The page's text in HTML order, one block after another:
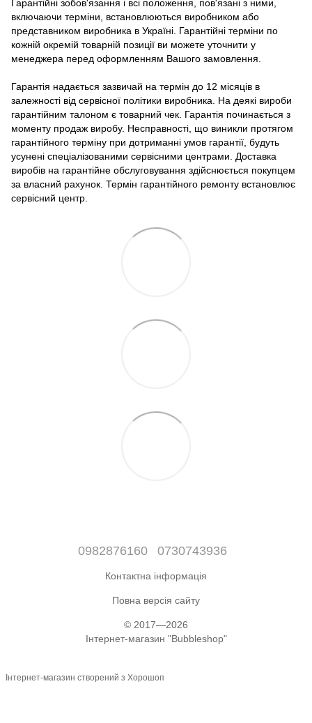
Гарантійні зобов'язання і всі положення, пов'язані з ними,
включаючи терміни, встановлюються виробником або
представником виробника в Україні. Гарантійні терміни по
кожній окремій товарній позиції ви можете уточнити у
менеджера перед оформленням Вашого замовлення.
Гарантія надається зазвичай на термін до 12 місяців в
залежності від сервісної політики виробника. На деякі вироби
гарантійним талоном є товарний чек. Гарантія починається з
моменту продаж виробу. Несправності, що виникли протягом
гарантійного терміну при дотриманні умов гарантії, будуть
усунені спеціалізованими сервісними центрами. Доставка
виробів на гарантійне обслуговування здійснюється покупцем
за власний рахунок. Термін гарантійного ремонту встановлює
сервісний центр.
0982876160 0730743936
Контактна інформація
Повна версія сайту
© 2017—2026
Інтернет-магазин "Bubbleshop"
Інтернет-магазин створений з Хорошоп